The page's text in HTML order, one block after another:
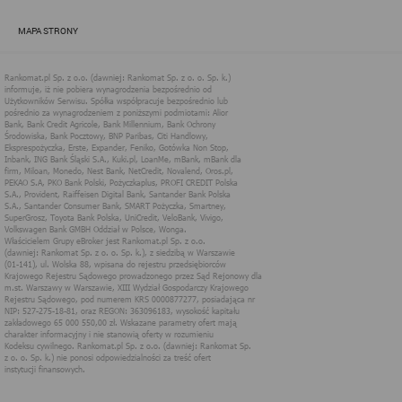
MAPA STRONY
dostosowanie usług, świadczonych w ramach serwisu do potrzeb
Więcej informacji na temat stosowania technologii cookies w
serwisie dostępne jest w Polityce Cookies.
Polityka Cookies serwisów
internetowych spółki Rankomat.pl Sp. z
o.o. (dawniej: Rankomat Sp. z o. o. Sp.
k.)
Rankomat.pl Sp. z o.o. (dawniej: Rankomat Sp. z o. o. Sp. k.), z
siedzibą w Warszawie (01-141), ul. Wolska 88, wpisana do rejestru
przedsiębiorców Krajowego Rejestru Sądowego prowadzonego
przez Sąd Rejonowy dla m.st. Warszawy w Warszawie, XIII
Wydział Gospodarczy Krajowego Rejestru Sądowego, pod
numerem KRS 0000877277, posiadająca nr NIP: 527-275-18-81,
oraz REGON: 363096183, zwana dalej "Rankomat" wykorzystuje
na swoich stronach internetowych technologię "cookies".
Zasady wykorzystania informacji dostarczonych przez
użytkownika w ramach technologii cookies w trakcie korzystania
ze stron internetowych i Rankomat określa niniejszy dokument.
Każdy użytkownik serwisów Rankomat proszony jest o